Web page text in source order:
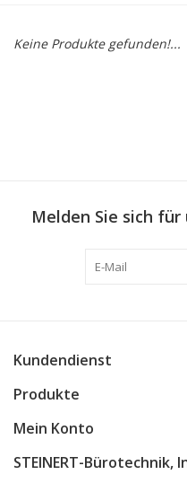
Keine Produkte gefunden!...
Melden Sie sich
Kundendienst
Produkte
Mein Konto
STEINERT-